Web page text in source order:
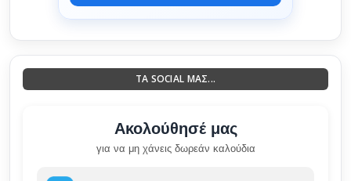
ΤΑ SOCIAL ΜΑΣ...
Ακολούθησέ μας
για να μη χάνεις δωρεάν καλούδια